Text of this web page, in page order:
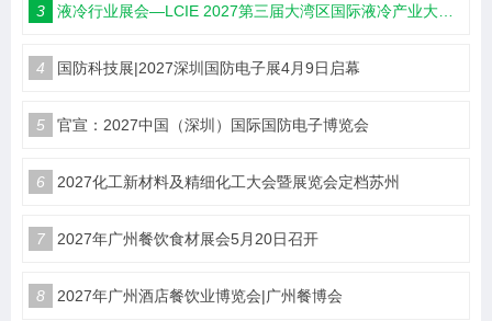
3 液冷行业展会—LCIE 2027第三届大湾区国际液冷产业大会暨展览会（深圳）
4 国防科技展|2027深圳国防电子展4月9日启幕
5 官宣：2027中国（深圳）国际国防电子博览会
6 2027化工新材料及精细化工大会暨展览会定档苏州
7 2027年广州餐饮食材展会5月20日召开
8 2027年广州酒店餐饮业博览会|广州餐博会